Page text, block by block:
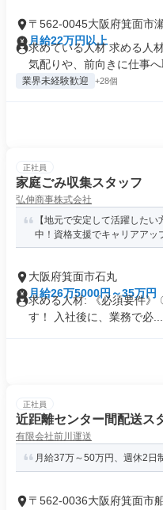
〒562-0045大阪府箕面市瀬
月給22万円以上
求めている人材 求める人
気配りや、前向きに仕事へ
業界未経験歓迎 +28個
正社員
家庭ごみ収集スタッフ
弘伸商事株式会社
【地元で安定して活躍した
中！資格支援でキャリアアッ
大阪府箕面市石丸
月給26万5000円～35万円
求める人材: 《必須要件》
す！ 入社後に、業務で必...
正社員
近距離センター間配送ス
有限会社前川運送
月給37万～50万円、週休2日
〒562-0036大阪府箕面市